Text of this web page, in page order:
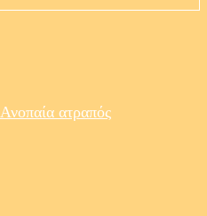
Ανοπαία ατραπός